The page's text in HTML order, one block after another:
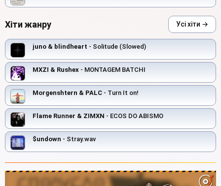
Хіти жанру Усі хіти →
juno & blindheart - Solitude (Slowed)
MXZI & Rushex - MONTAGEM BATCHI
Morgenshtern & PALC - Turn It on!
Flame Runner & ZIMXN - ECOS DO ABISMO
$undown - Stray.wav